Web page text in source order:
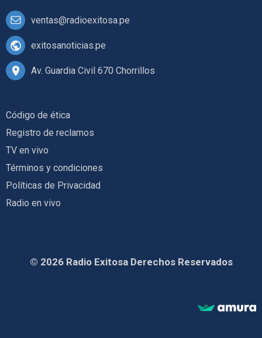
ventas@radioexitosa.pe
exitosanoticias.pe
Av. Guardia Civil 670 Chorrillos
Código de ética
Registro de reclamos
TV en vivo
Términos y condiciones
Políticas de Privacidad
Radio en vivo
© 2026 Radio Exitosa Derechos Reservados